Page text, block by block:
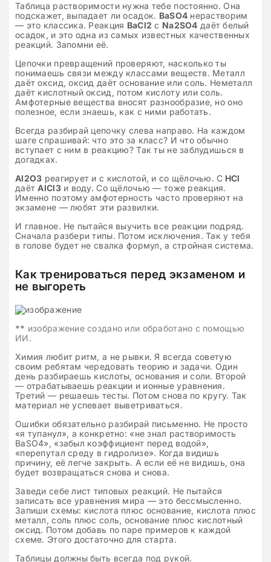
Таблица растворимости нужна тебе постоянно. Она
подскажет, выпадает ли осадок. BaSO4 нерастворим
— это классика. Реакция BaCl2 с Na2SO4 даёт белый
осадок, и это одна из самых известных качественных
реакций. Запомни её.
Цепочки превращений проверяют, насколько ты
понимаешь связи между классами веществ. Металл
даёт оксид, оксид даёт основание или соль. Неметалл
даёт кислотный оксид, потом кислоту или соль.
Амфотерные вещества вносят разнообразие, но оно
полезное, если знаешь, как с ними работать.
Всегда разбирай цепочку слева направо. На каждом
шаге спрашивай: что это за класс? И что обычно
вступает с ним в реакцию? Так ты не заблудишься в
догадках.
Al2O3 реагирует и с кислотой, и со щёлочью. С HCl
даётAlCl3и воду. Со щёлочью — тоже реакция.
Именно поэтому амфотерность часто проверяют на
экзамене — любят эти развилки.
И главное. Не пытайся выучить все реакции подряд.
Сначала разбери типы. Потом исключения. Так у тебя
в голове будет не свалка формул, а стройная система.
Как тренироваться перед экзаменом и
не выгореть
** изображение создано или обработано с помощью
ИИ.
Химия любит ритм, а не рывки. Я всегда советую
своим ребятам чередовать теорию и задачи. Один
день разбираешь кислоты, основания и соли. Второй
— отрабатываешь реакции и ионные уравнения.
Третий — решаешь тесты. Потом снова по кругу. Так
материал не успевает выветриваться.
Ошибки обязательно разбирай письменно. Не просто
«я тупанул», а конкретно: «не знал растворимость
BaSO4», «забыл коэффициент перед водой»,
«перепутал среду в гидролизе». Когда видишь
причину, её легче закрыть. А если её не видишь, она
будет возвращаться снова и снова.
Заведи себе лист типовых реакций. Не пытайся
записать все уравнения мира — это бессмысленно.
Запиши схемы: кислота плюс основание, кислота плюс
металл, соль плюс соль, основание плюс кислотный
оксид. Потом добавь по паре примеров к каждой
схеме. Этого достаточно для старта.
Таблицы должны быть всегда под рукой.